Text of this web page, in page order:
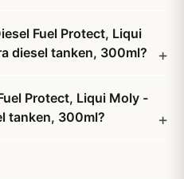
Fuel Protect, Liqui
diesel tanken, 300ml?
Protect, Liqui Moly -
tanken, 300ml?